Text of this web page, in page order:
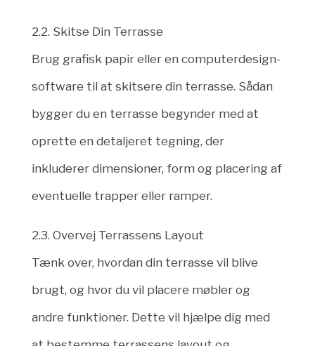
2.2. Skitse Din Terrasse
Brug grafisk papir eller en computerdesign-
software til at skitsere din terrasse. Sådan
bygger du en terrasse begynder med at
oprette en detaljeret tegning, der
inkluderer dimensioner, form og placering af
eventuelle trapper eller ramper.
2.3. Overvej Terrassens Layout
Tænk over, hvordan din terrasse vil blive
brugt, og hvor du vil placere møbler og
andre funktioner. Dette vil hjælpe dig med